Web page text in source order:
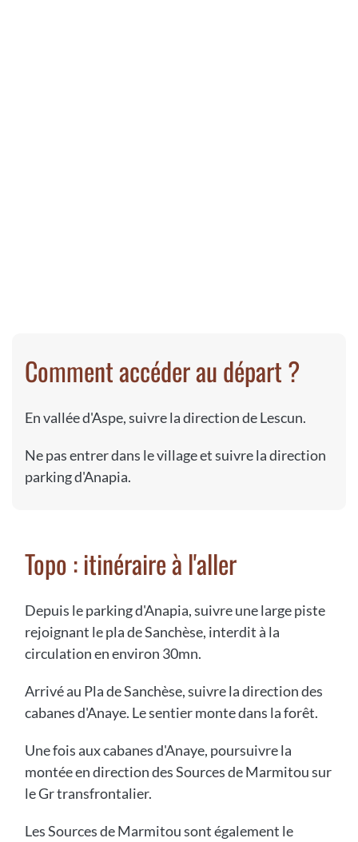
Comment accéder au départ ?
En vallée d'Aspe, suivre la direction de Lescun.
Ne pas entrer dans le village et suivre la direction
parking d'Anapia.
Topo : itinéraire à l'aller
Depuis le parking d'Anapia, suivre une large piste
rejoignant le pla de Sanchèse, interdit à la
circulation en environ 30mn.
Arrivé au Pla de Sanchèse, suivre la direction des
cabanes d'Anaye. Le sentier monte dans la forêt.
Une fois aux cabanes d'Anaye, poursuivre la
montée en direction des Sources de Marmitou sur
le Gr transfrontalier.
Les Sources de Marmitou sont également le